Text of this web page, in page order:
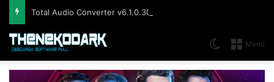
Menú
Switch skin